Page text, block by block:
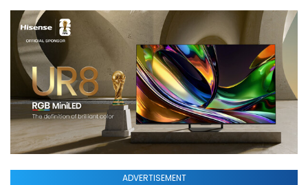
ADVERTISEMENT